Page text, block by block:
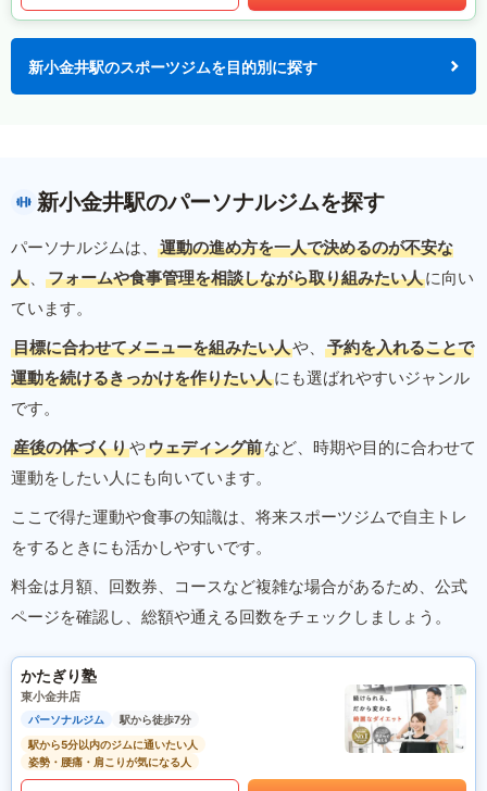
新小金井駅のスポーツジムを目的別に探す
新小金井駅のパーソナルジムを探す
パーソナルジムは、
運動の進め方を一人で決めるのが不安な
人 、 フォームや食事管理を相談しながら取り組みたい人に向い
ています。
目標に合わせてメニューを組みたい人や、
予約を入れることで
運動を続けるきっかけを作りたい人にも選ばれやすいジャンル
です。
産後の体づくりやウェディング前など、時期や目的に合わせて
運動をしたい人にも向いています。
ここで得た運動や食事の知識は、将来スポーツジムで自主トレ
をするときにも活かしやすいです。
料金は月額、回数券、コースなど複雑な場合があるため、公式
ページを確認し、総額や通える回数をチェックしましょう。
かたぎり塾
東小金井店
パーソナルジム
駅から徒歩7分
駅から5分以内のジムに通いたい人
姿勢・腰痛・肩こりが気になる人